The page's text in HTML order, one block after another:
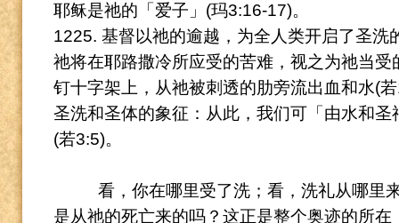
耶稣是祂的「爱子」(玛3:16-17)。
1225. 基督以祂的逾越，为全人类开启了圣洗
祂将在耶路撒冷所应受的苦难，视之为祂当
钉十字架上，从祂被刺透的肋旁流出血和水(
圣洗和圣体的象征：从此，我们可「由水和圣
(若3:5)。
看，你在哪里受了洗；看，洗礼从哪里
是从祂的死亡来的吗？这正是整个奥迹的所在